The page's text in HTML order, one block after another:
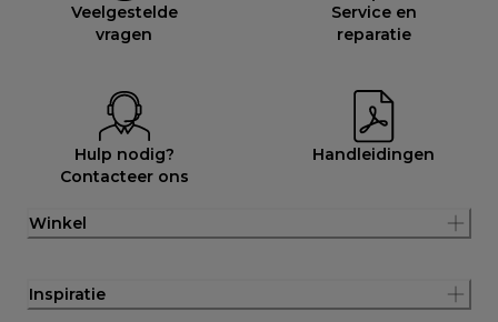
Veelgestelde
vragen
Service en
reparatie
Hulp nodig?
Contacteer ons
Handleidingen
Winkel
Inspiratie